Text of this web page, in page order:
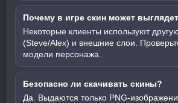
Почему в игре скин может
Некоторые клиенты используют
(Steve/Alex) и внешние слои.
модели персонажа.
Безопасно ли скачивать скины?
Да. Выдаются только PNG-